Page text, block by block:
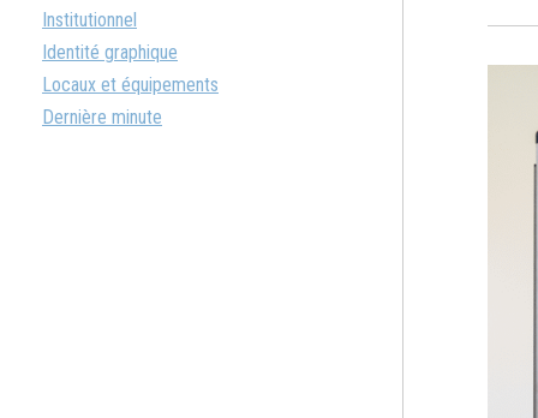
Institutionnel
Identité graphique
Locaux et équipements
Dernière minute